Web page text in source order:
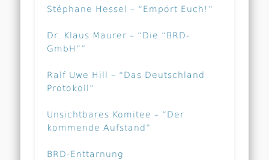
Stéphane Hessel – “Empört Euch!”
Dr. Klaus Maurer – “Die “BRD-
GmbH””
Ralf Uwe Hill – “Das Deutschland
Protokoll”
Unsichtbares Komitee – “Der
kommende Aufstand”
BRD-Enttarnung